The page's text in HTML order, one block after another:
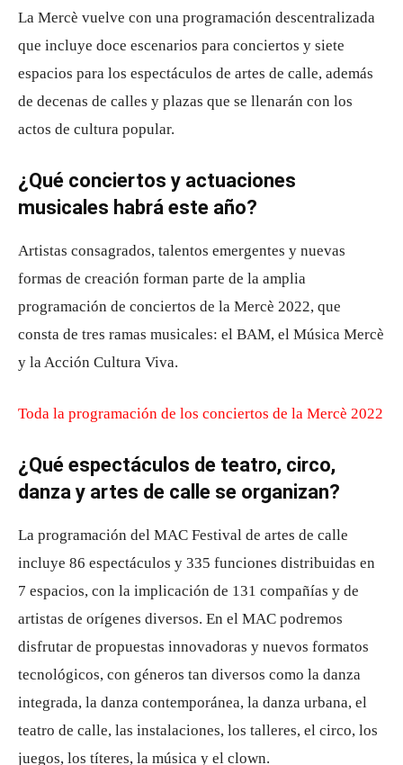
La Mercè vuelve con una programación descentralizada
que incluye doce escenarios para conciertos y siete
espacios para los espectáculos de artes de calle, además
de decenas de calles y plazas que se llenarán con los
actos de cultura popular.
¿Qué conciertos y actuaciones
musicales habrá este año?
Artistas consagrados, talentos emergentes y nuevas
formas de creación forman parte de la amplia
programación de conciertos de la Mercè 2022, que
consta de tres ramas musicales: el BAM, el Música Mercè
y la Acción Cultura Viva.
Toda la programación de los conciertos de la Mercè 2022
¿Qué espectáculos de teatro, circo,
danza y artes de calle se organizan?
La programación del MAC Festival de artes de calle
incluye 86 espectáculos y 335 funciones distribuidas en
7 espacios, con la implicación de 131 compañías y de
artistas de orígenes diversos. En el MAC podremos
disfrutar de propuestas innovadoras y nuevos formatos
tecnológicos, con géneros tan diversos como la danza
integrada, la danza contemporánea, la danza urbana, el
teatro de calle, las instalaciones, los talleres, el circo, los
juegos, los títeres, la música y el clown.